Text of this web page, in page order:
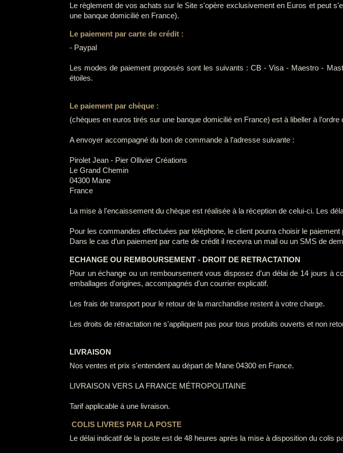
Le règlement de vos achats sur le Site s'opère exclusivement en Euros et peut
une banque domicilié en France).
Le paiement par carte de crédit :
- Paypal
Les modes de paiement proposés sont les suivants : CB - Visa - Maestro -
étoiles.
Le paiement par chèque :
(chèques en euros tirés sur une banque domicilié en France) est à libeller à l’ordre
A envoyer accompagné du bon de commande à l’adresse suivante :
Pirolet Jean - Pier Ollivier Créations
Le Grand Chemin
04300 Mane
France
La mise à l'encaissement du chèque est réalisée à la réception de celui-ci. Les
Pour les commandes effectuées par téléphone, le client pourra choisir le
Dans le cas d’un paiement par carte de crédit il recevra un mail ou un SMS de
ECHANGE OU REMBOURSEMENT - DROIT DE RETRACTATION
Pour un échange ou un remboursement vous disposez d'un délai de 14 jours à
emballages d'origines, accompagnés d'un courrier explicatif.
Les frais de transport pour le retour de la marchandise restent à votre charge.
Les droits de rétractation ne s'appliquent pas pour tous produits ouverts et non
LIVRAISON
Nos ventes et prix s'entendent au départ de Mane 04300 en France.
LIVRAISON VERS LA FRANCE MÉTROPOLITAINE
Tarif applicable à une livraison.
COLIS LIVRES PAR LA POSTE
Le délai indicatif de la poste est de 48 heures après la mise à disposition du colis